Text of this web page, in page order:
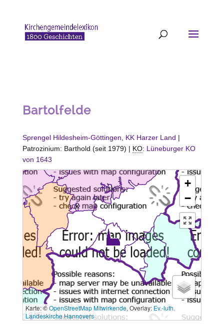
Bartolfelde
Sprengel Hildesheim-Göttingen KK Harzer Land |
Patrozinium: Barthold (seit 1979) | KO: Lüneburger KO
von 1643
+
−
3 km
Karte: ©OpenStreetMap Mitwirkende, Overlay: Ev.-luth.
Landeskirche Hannovers